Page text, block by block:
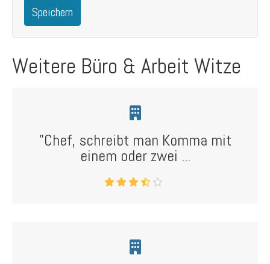
Speichern
Weitere Büro & Arbeit Witze
"Chef, schreibt man Komma mit
einem oder zwei ...